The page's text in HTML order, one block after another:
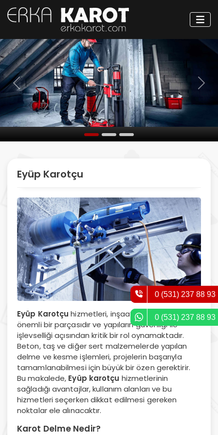
0 (531) 237 88 93
0 (531) 237 88 93
Öncesi
Eyüp Karotçu
Eyüp Karotçu hizmetleri, inşaat sektörünün
önemli bir parçasıdır ve yapıların güvenliği ile
işlevselliği açısından kritik bir rol oynamaktadır.
Beton, taş ve diğer sert malzemelerde yapılan
delme ve kesme işlemleri, projelerin başarıyla
tamamlanabilmesi için büyük bir özen gerektirir.
Bu makalede, Eyüp karotçu hizmetlerinin
sağladığı avantajlar, kullanım alanları ve bu
hizmetleri seçerken dikkat edilmesi gereken
noktalar ele alınacaktır.
Karot Delme Nedir?